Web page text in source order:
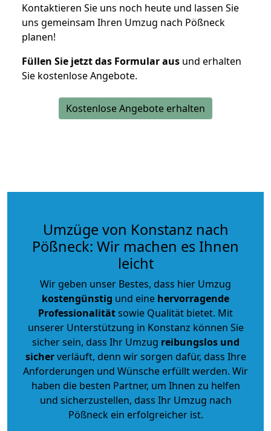
Kontaktieren Sie uns noch heute und lassen Sie
uns gemeinsam Ihren Umzug nach Pößneck
planen!
Füllen Sie jetzt das Formular aus und erhalten
Sie kostenlose Angebote.
Kostenlose Angebote erhalten
Umzüge von Konstanz nach
Pößneck: Wir machen es Ihnen
leicht
Wir geben unser Bestes, dass hier Umzug
kostengünstig und eine hervorragende
Professionalitätsowie Qualität bietet. Mit
unserer Unterstützung in Konstanz können Sie
sicher sein, dass Ihr Umzug reibungslos und
sicherverläuft, denn wir sorgen dafür, dass Ihre
Anforderungen und Wünsche erfüllt werden. Wir
haben die besten Partner, um Ihnen zu helfen
und sicherzustellen, dass Ihr Umzug nach
Pößneck ein erfolgreicher ist.